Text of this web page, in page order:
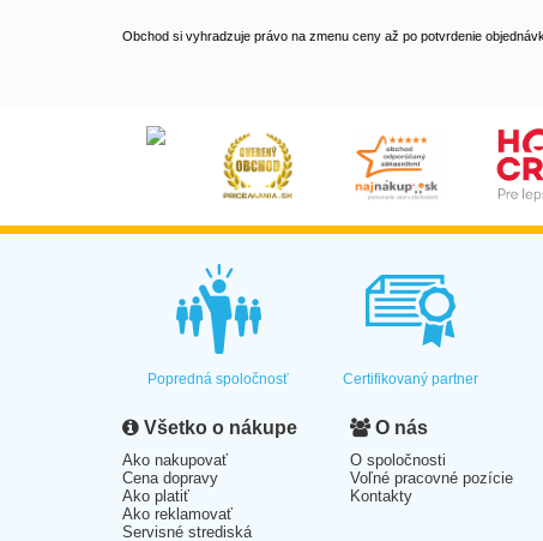
Obchod si vyhradzuje právo na zmenu ceny až po potvrdenie
Popredná spoločnosť Certifikovaný partner
Všetko o nákupe
Ako nakupovať
Cena dopravy
Ako platiť
Ako reklamovať
Servisné strediská
O nás
O spoločnosti
Voľné pracovné pozície
Kontakty